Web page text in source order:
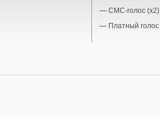
— СМС-голос (x2)
— Платный голос